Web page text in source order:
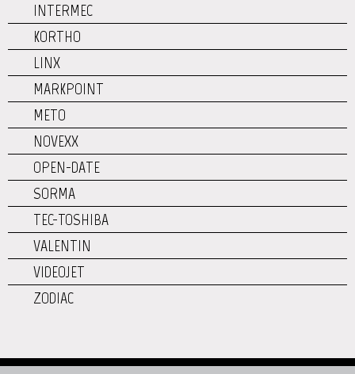
INTERMEC
KORTHO
LINX
MARKPOINT
METO
NOVEXX
OPEN-DATE
SORMA
TEC-TOSHIBA
VALENTIN
VIDEOJET
ZODIAC